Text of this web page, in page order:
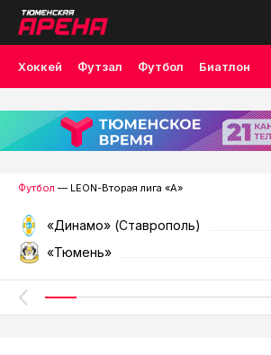
Хоккей Футзал Футбол Биатлон
Лыжные гонки Волейбол Плавание
Скалолазание Велоспорт Бокс
Футбол — LEON-Вторая лига «А»
«Динамо» (Ставрополь)
«Тюмень»